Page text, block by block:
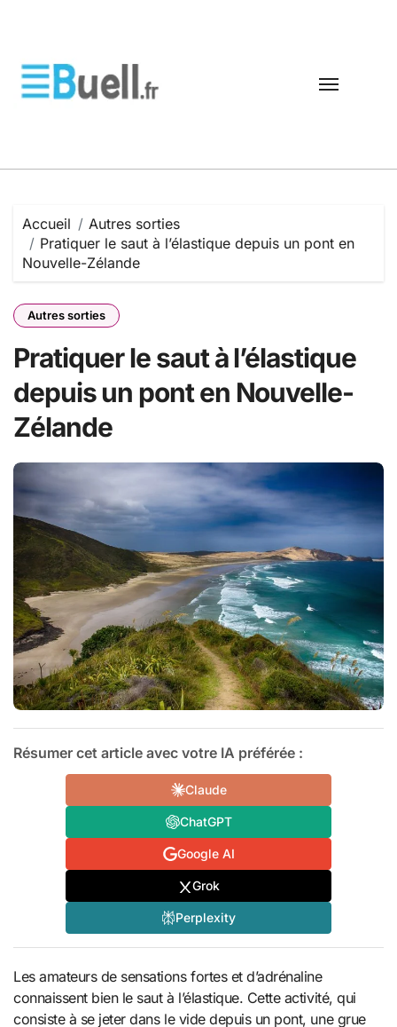
Accueil
Autres sorties
Pratiquer le saut à l’élastique depuis un pont en
Nouvelle-Zélande
Autres sorties
Pratiquer le saut à l’élastique
depuis un pont en Nouvelle-
Zélande
Résumer cet article avec votre IA préférée :
Claude
ChatGPT
Google AI
Grok
Perplexity
Les amateurs de sensations fortes et d’adrénaline
connaissent bien le saut à l’élastique. Cette activité, qui
consiste à se jeter dans le vide depuis un pont, une grue